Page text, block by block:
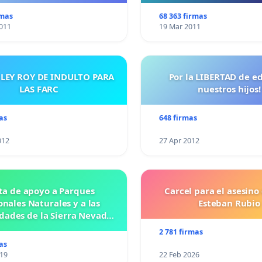
68 363 firmas
19 Mar 2011
ROY DE INDULTO PARA
LAS FARC
Por la LIBERTAD de
nuestros hijos!
648 firmas
27 Apr 2012
de apoyo a Parques
Naturales y a las
de la Sierra Nevada
Carcel para el asesino
Esteban Rubio
2 781 firmas
22 Feb 2026